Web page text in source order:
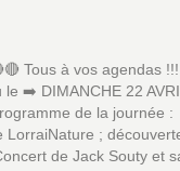
Tous à vos agendas
le ➡️ DIMANCHE 22
de la journée
;
de Jack Souty et